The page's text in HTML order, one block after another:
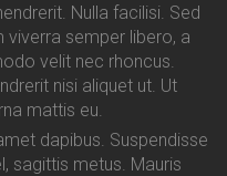
Nulla facilisi. Sed
semper libero, a
velit nec rhoncus.
nisi aliquet ut. Ut
mattis eu.
dapibus. Suspendisse
sagittis metus. Mauris